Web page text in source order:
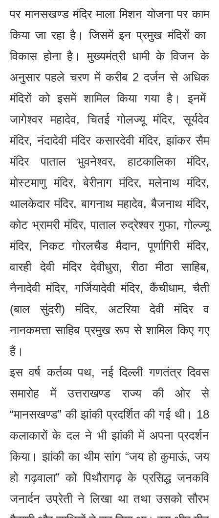
पर मानसखण्ड मंदिर माला मिशन योजना पर काम
किया जा रहा है। जिसमें इन प्रमुख मंदिरों का
विकास होना है। मुख्यमंत्री धामी के विजन के
अनुसार पहले चरण में करीब 2 दर्जन से अधिक
मंदिरों को इसमें शामिल किया गया है। इनमें
जागेश्वर महादेव, चितई गोलज्यू मंदिर, सूर्यदेव
मंदिर, नंदादेवी मंदिर कसारदेवी मंदिर, झांकर सैम
मंदिर पाताल भुवनेश्वर, हाटकालिका मंदिर,
मोस्टमाणु मंदिर, बेरीनाग मंदिर, मलेनाथ मंदिर,
थालकेदार मंदिर, बागनाथ महादेव, बैजनाथ मंदिर,
कोट भ्रामरी मंदिर, पाताल रुद्रेश्वर गुफा, गोल्ज्यू
मंदिर, निकट गोरलचैड मैदान, पूर्णागिरी मंदिर,
वारही देवी मंदिर देवीधुरा, रीठा मीठा साहिब,
नैनादेवी मंदिर, गर्जियादेवी मंदिर, कैंचीधाम, चैती
(बाल सुंदरी) मंदिर, अटरिया देवी मंदिर व
नानकमत्ता साहिब प्रमुख रूप से शामिल किए गए
हैं।
इस वर्ष कर्तव्य पथ, नई दिल्ली गणतंत्र दिवस
समारोह में उत्तराखण्ड राज्य की ओर से
“मानसखण्ड” की झांकी प्रदर्शित की गई थी। 18
कलाकारों के दल ने भी झांकी में अपना प्रदर्शन
किया। झांकी का थीम सांग “जय हो कुमाऊं, जय
हो गढ़वाला” को पिथौरागढ़ के प्रसिद्ध जनकवि
जनार्दन उप्रेती ने लिखा था तथा उसको सौरभ